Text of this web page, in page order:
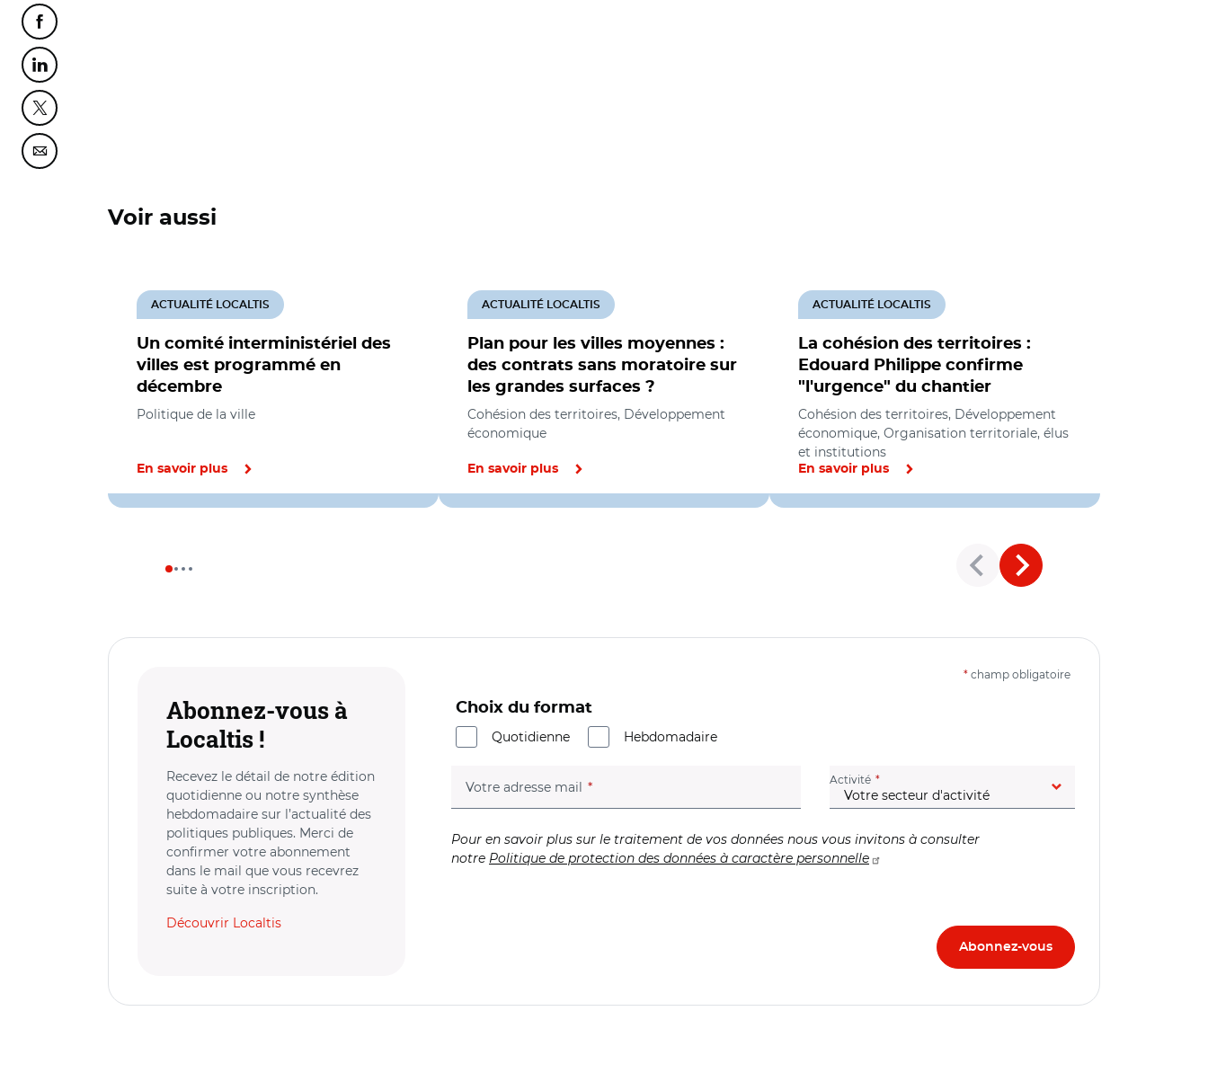
Partager cette page sur Facebook
Partager cette page sur Linkedin
Partager cette page sur Twitter
Partager cette page sur Courriel
Voir aussi
Un comité interministériel des
villes est programmé en
décembre
ACTUALITÉ LOCALTIS
Politique de la ville
En savoir plus
Plan pour les villes moyennes :
des contrats sans moratoire sur
les grandes surfaces ?
ACTUALITÉ LOCALTIS
Cohésion des territoires, Développement
économique
En savoir plus
La cohésion des territoires :
Edouard Philippe confirme
"l'urgence" du chantier
ACTUALITÉ LOCALTIS
Cohésion des territoires, Développement
économique, Organisation territoriale, élus
et institutions
En savoir plus
Abonnez-vous à
Localtis !
Recevez le détail de notre édition
quotidienne ou notre synthèse
hebdomadaire sur l’actualité des
politiques publiques. Merci de
confirmer votre abonnement
dans le mail que vous recevrez
suite à votre inscription.
Découvrir Localtis
* champ obligatoire
Choix du format
Quotidienne
Hebdomadaire
Votre adresse mail (champ obligatoire) Activité (champ obligatoire)
Pour en savoir plus sur le traitement de vos données nous vous invitons à consulter
notre Politique de protection des données à caractère personnelle